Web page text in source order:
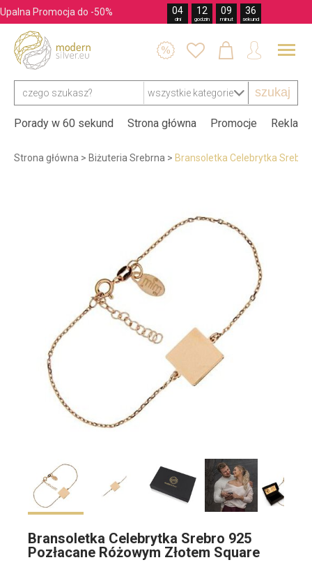
Upalna Promocja do -50% 04
dni
12
godzin
09
minut
35
sekund
szukaj
   
Porady w 60 sekund Strona główna Promocje
Strona główna > Biżuteria Srebrna > Bransoletka Celebrytka Srebro
Bransoletka Celebrytka Srebro 925
Pozłacane Różowym Złotem Square